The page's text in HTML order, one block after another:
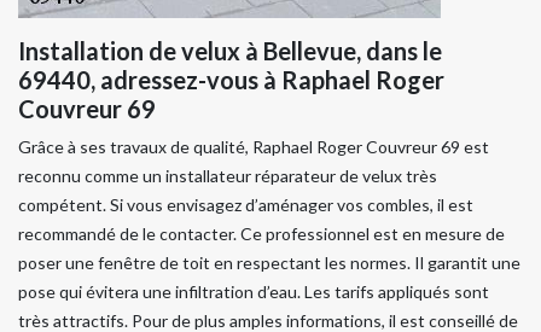
Installation de velux à Bellevue, dans le
69440, adressez-vous à Raphael Roger
Couvreur 69
Grâce à ses travaux de qualité, Raphael Roger Couvreur 69 est
reconnu comme un installateur réparateur de velux très
compétent. Si vous envisagez d’aménager vos combles, il est
recommandé de le contacter. Ce professionnel est en mesure de
poser une fenêtre de toit en respectant les normes. Il garantit une
pose qui évitera une infiltration d’eau. Les tarifs appliqués sont
très attractifs. Pour de plus amples informations, il est conseillé de